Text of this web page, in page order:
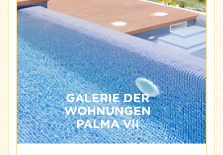
GALERIE DER
WOHNUNGEN
PALMA VII